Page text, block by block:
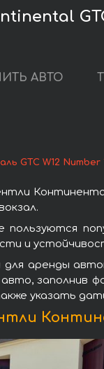
АВТО
GTC W12 Number
пользуются
и
аренды
указать